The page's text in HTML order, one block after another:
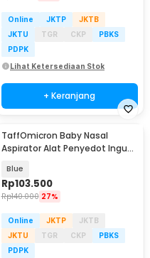
Online JKTP
JKTB
JKTU
TGR CKP
PBKS
PDPK
Lihat Ketersediaan Stok
+ Keranjang
TaffOmicron Baby Nasal
Aspirator Alat Penyedot Ingus
Blue
Rp103.500
Rp140.000 27%
Online JKTP
JKTB
JKTU
TGR CKP
PBKS
PDPK